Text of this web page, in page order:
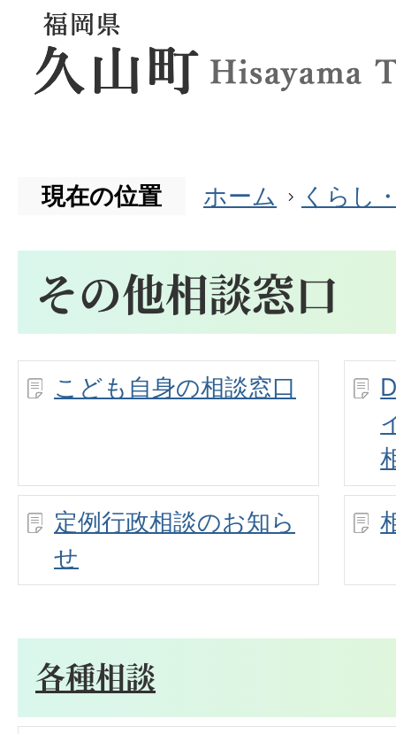
現在の位置 ホーム くらし
その他相談窓口
こども自身の相談窓口
定例行政相談のお知ら
せ
各種相談